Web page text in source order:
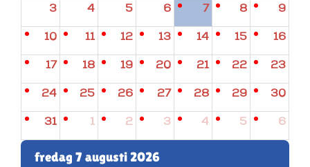
3 4 5 6 7 8 9
10 11 12 13 14 15 16
17 18 19 20 21 22 23
24 25 26 27 28 29 30
31 1 2 3 4 5 6
fredag 7 augusti 2026